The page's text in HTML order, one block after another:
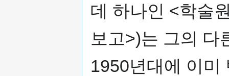
데 하나인 <학술
보고>)는 그의 다
1950년대에 이미